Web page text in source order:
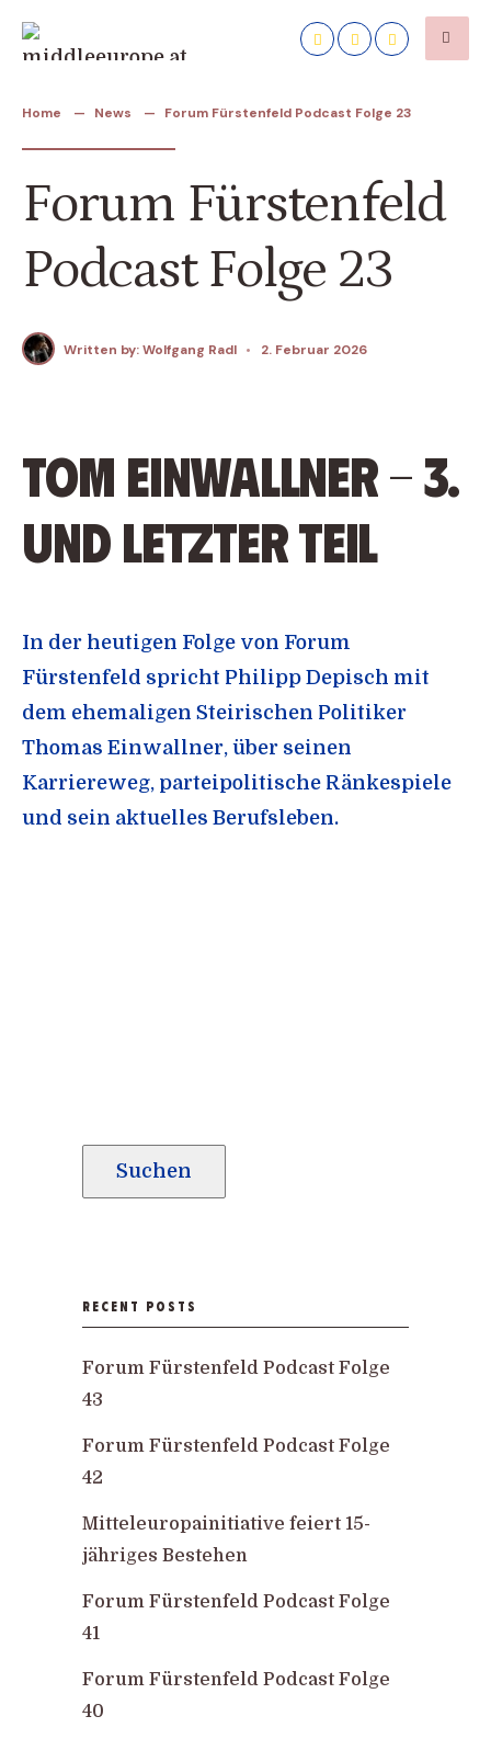
Home News Forum Fürstenfeld Podcast Folge 23
Forum Fürstenfeld
Podcast Folge 23
Written by:Wolfgang Radl • 2. Februar 2026
Tom EInwallner - 3.
und letzter Teil
In der heutigen Folge von Forum
Fürstenfeld spricht Philipp Depisch mit
dem ehemaligen Steirischen Politiker
Thomas Einwallner, über seinen
Karriereweg, parteipolitische Ränkespiele
und sein aktuelles Berufsleben.
Suchen
RECENT POSTS
Forum Fürstenfeld Podcast Folge
43
Forum Fürstenfeld Podcast Folge
42
Mitteleuropainitiative feiert 15-
jähriges Bestehen
Forum Fürstenfeld Podcast Folge
41
Forum Fürstenfeld Podcast Folge
40